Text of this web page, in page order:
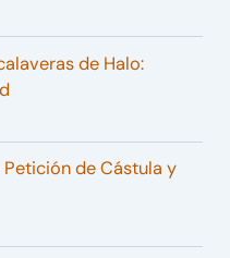
de Halo:
de Cástula y